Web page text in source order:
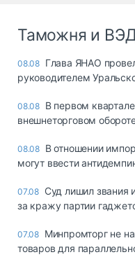
Таможня и
08.08 Глава ЯНАО
руководителем
08.08 В первом
внешнеторговом
08.08 В отношении
могут ввести
07.08 Суд лишил звания
за кражу партии
07.08 Минпромторг не
товаров для